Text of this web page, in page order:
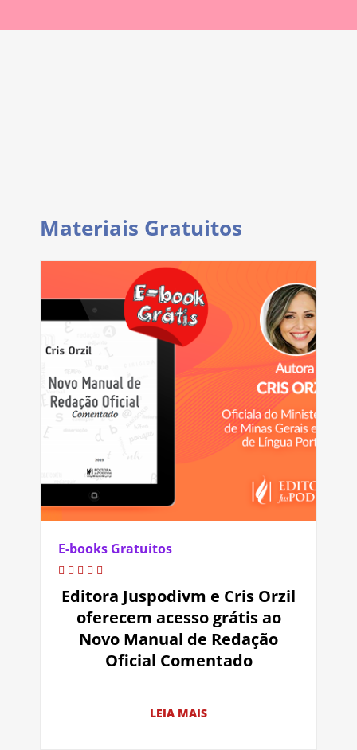
Materiais Gratuitos
E-books Gratuitos
Editora Juspodivm e Cris Orzil
oferecem acesso grátis ao
Novo Manual de Redação
Oficial Comentado
LEIA MAIS